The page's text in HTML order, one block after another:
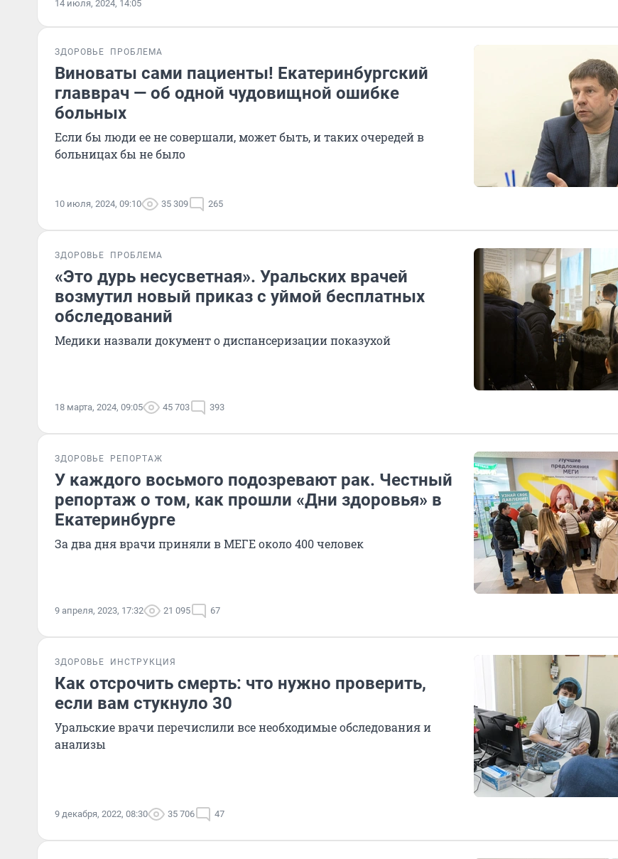
14 июля, 2024, 14:05
ЗДОРОВЬЕ ПРОБЛЕМА
Виноваты сами пациенты! Екатеринбургский
главврач — об одной чудовищной ошибке
больных
Если бы люди ее не совершали, может быть, и таких очередей в
больницах бы не было
10 июля, 2024, 09:10 35 309 265
ЗДОРОВЬЕ ПРОБЛЕМА
«Это дурь несусветная». Уральских врачей
возмутил новый приказ с уймой бесплатных
обследований
Медики назвали документ о диспансеризации показухой
18 марта, 2024, 09:05 45 703 393
ЗДОРОВЬЕ РЕПОРТАЖ
У каждого восьмого подозревают рак. Честный
репортаж о том, как прошли «Дни здоровья» в
Екатеринбурге
За два дня врачи приняли в МЕГЕ около 400 человек
9 апреля, 2023, 17:32 21 095 67
ЗДОРОВЬЕ ИНСТРУКЦИЯ
Как отсрочить смерть: что нужно проверить,
если вам стукнуло 30
Уральские врачи перечислили все необходимые обследования и
анализы
9 декабря, 2022, 08:30 35 706 47